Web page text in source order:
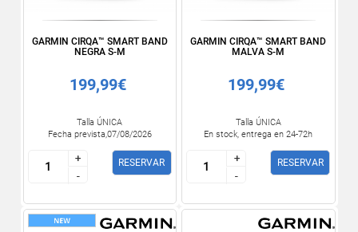
GARMIN CIRQA™ SMART BAND
NEGRA S-M
199,99€
Talla ÚNICA
Fecha prevista,07/08/2026
+
-
+
-
RESERVAR
GARMIN CIRQA™ SMART BAND
MALVA S-M
199,99€
Talla ÚNICA
En stock, entrega en 24-72h
+
-
+
-
RESERVAR